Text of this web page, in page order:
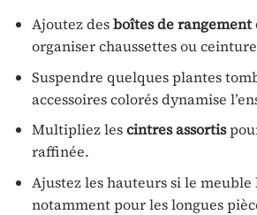
Ajoutez desboîtes de rangement
organiser chaussettes ou
Suspendre quelques plantes
accessoires colorés dynamise
Multipliez lescintres assortis
raffinée.
Ajustez les hauteurs si le
notamment pour les longues